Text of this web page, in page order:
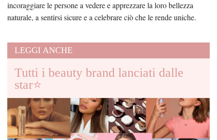
incoraggiare le persone a vedere e apprezzare la loro bellezza
naturale, a sentirsi sicure e a celebrare ciò che le rende uniche.
LEGGI ANCHE
Tutti i beauty brand lanciati dalle
star⭐️